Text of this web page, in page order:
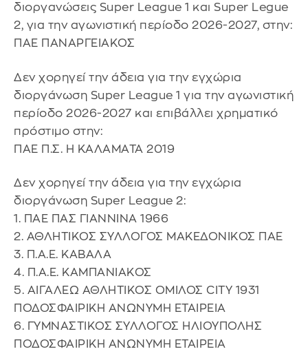
διοργανώσεις Super League 1 και Super Legue
2, για την αγωνιστική περίοδο 2026-2027, στην:
ΠΑΕ ΠΑΝΑΡΓΕΙΑΚΟΣ
Δεν χορηγεί την άδεια για την εγχώρια
διοργάνωση Super League 1 για την αγωνιστική
περίοδο 2026-2027 και επιβάλλει χρηματικό
πρόστιμο στην:
ΠΑΕ Π.Σ. Η ΚΑΛΑΜΑΤΑ 2019
Δεν χορηγεί την άδεια για την εγχώρια
διοργάνωση Super League 2:
1. ΠΑΕ ΠΑΣ ΓΙΑΝΝΙΝΑ 1966
2. ΑΘΛΗΤΙΚΟΣ ΣΥΛΛΟΓΟΣ ΜΑΚΕΔΟΝΙΚΟΣ ΠΑΕ
3. Π.Α.Ε. ΚΑΒΑΛΑ
4. Π.Α.Ε. ΚΑΜΠΑΝΙΑΚΟΣ
5. ΑΙΓΑΛΕΩ ΑΘΛΗΤΙΚΟΣ ΟΜΙΛΟΣ CITY 1931
ΠΟΔΟΣΦΑΙΡΙΚΗ ΑΝΩΝΥΜΗ ΕΤΑΙΡΕΙΑ
6. ΓΥΜΝΑΣΤΙΚΟΣ ΣΥΛΛΟΓΟΣ ΗΛΙΟΥΠΟΛΗΣ
ΠΟΔΟΣΦΑΙΡΙΚΗ ΑΝΩΝΥΜΗ ΕΤΑΙΡΕΙΑ